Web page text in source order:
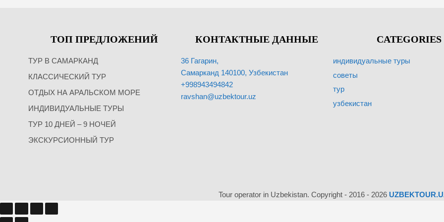
ТОП ПРЕДЛОЖЕНИЙ
ТУР В САМАРКАНД
КЛАССИЧЕСКИЙ ТУР
ОТДЫХ НА АРАЛЬСКОМ МОРЕ
ИНДИВИДУАЛЬНЫЕ ТУРЫ
ТУР 10 ДНЕЙ – 9 НОЧЕЙ
ЭКСКУРСИОННЫЙ ТУР
КОНТАКТНЫЕ ДАННЫЕ
36 Гагарин,
Самарканд 140100, Узбекистан
+998943494842
ravshan@uzbektour.uz
CATEGORIES
индивидуальные туры
советы
тур
узбекистан
Tour operator in Uzbekistan. Copyright - 2016 - 2026